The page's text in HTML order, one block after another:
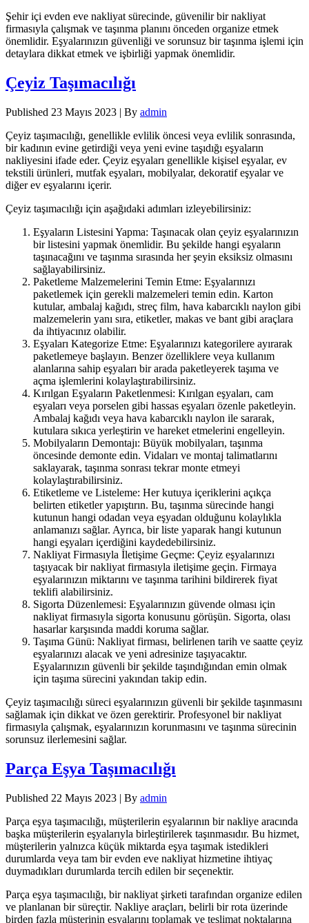
Şehir içi evden eve nakliyat sürecinde, güvenilir bir nakliyat
firmasıyla çalışmak ve taşınma planını önceden organize etmek
önemlidir. Eşyalarınızın güvenliği ve sorunsuz bir taşınma işlemi için
detaylara dikkat etmek ve işbirliği yapmak önemlidir.
Çeyiz Taşımacılığı
Published 23 Mayıs 2023 | By admin
Çeyiz taşımacılığı, genellikle evlilik öncesi veya evlilik sonrasında,
bir kadının evine getirdiği veya yeni evine taşıdığı eşyaların
nakliyesini ifade eder. Çeyiz eşyaları genellikle kişisel eşyalar, ev
tekstili ürünleri, mutfak eşyaları, mobilyalar, dekoratif eşyalar ve
diğer ev eşyalarını içerir.
Çeyiz taşımacılığı için aşağıdaki adımları izleyebilirsiniz:
Eşyaların Listesini Yapma: Taşınacak olan çeyiz eşyalarınızın
bir listesini yapmak önemlidir. Bu şekilde hangi eşyaların
taşınacağını ve taşınma sırasında her şeyin eksiksiz olmasını
sağlayabilirsiniz.
Paketleme Malzemelerini Temin Etme: Eşyalarınızı
paketlemek için gerekli malzemeleri temin edin. Karton
kutular, ambalaj kağıdı, streç film, hava kabarcıklı naylon gibi
malzemelerin yanı sıra, etiketler, makas ve bant gibi araçlara
da ihtiyacınız olabilir.
Eşyaları Kategorize Etme: Eşyalarınızı kategorilere ayırarak
paketlemeye başlayın. Benzer özelliklere veya kullanım
alanlarına sahip eşyaları bir arada paketleyerek taşıma ve
açma işlemlerini kolaylaştırabilirsiniz.
Kırılgan Eşyaların Paketlenmesi: Kırılgan eşyaları, cam
eşyaları veya porselen gibi hassas eşyaları özenle paketleyin.
Ambalaj kağıdı veya hava kabarcıklı naylon ile sararak,
kutulara sıkıca yerleştirin ve hareket etmelerini engelleyin.
Mobilyaların Demontajı: Büyük mobilyaları, taşınma
öncesinde demonte edin. Vidaları ve montaj talimatlarını
saklayarak, taşınma sonrası tekrar monte etmeyi
kolaylaştırabilirsiniz.
Etiketleme ve Listeleme: Her kutuya içeriklerini açıkça
belirten etiketler yapıştırın. Bu, taşınma sürecinde hangi
kutunun hangi odadan veya eşyadan olduğunu kolaylıkla
anlamanızı sağlar. Ayrıca, bir liste yaparak hangi kutunun
hangi eşyaları içerdiğini kaydedebilirsiniz.
Nakliyat Firmasıyla İletişime Geçme: Çeyiz eşyalarınızı
taşıyacak bir nakliyat firmasıyla iletişime geçin. Firmaya
eşyalarınızın miktarını ve taşınma tarihini bildirerek fiyat
teklifi alabilirsiniz.
Sigorta Düzenlemesi: Eşyalarınızın güvende olması için
nakliyat firmasıyla sigorta konusunu görüşün. Sigorta, olası
hasarlar karşısında maddi koruma sağlar.
Taşıma Günü: Nakliyat firması, belirlenen tarih ve saatte çeyiz
eşyalarınızı alacak ve yeni adresinize taşıyacaktır.
Eşyalarınızın güvenli bir şekilde taşındığından emin olmak
için taşıma sürecini yakından takip edin.
Çeyiz taşımacılığı süreci eşyalarınızın güvenli bir şekilde taşınmasını
sağlamak için dikkat ve özen gerektirir. Profesyonel bir nakliyat
firmasıyla çalışmak, eşyalarınızın korunmasını ve taşınma sürecinin
sorunsuz ilerlemesini sağlar.
Parça Eşya Taşımacılığı
Published 22 Mayıs 2023 | By admin
Parça eşya taşımacılığı, müşterilerin eşyalarının bir nakliye aracında
başka müşterilerin eşyalarıyla birleştirilerek taşınmasıdır. Bu hizmet,
müşterilerin yalnızca küçük miktarda eşya taşımak istedikleri
durumlarda veya tam bir evden eve nakliyat hizmetine ihtiyaç
duymadıkları durumlarda tercih edilen bir seçenektir.
Parça eşya taşımacılığı, bir nakliyat şirketi tarafından organize edilen
ve planlanan bir süreçtir. Nakliye araçları, belirli bir rota üzerinde
birden fazla müşterinin eşyalarını toplamak ve teslimat noktalarına